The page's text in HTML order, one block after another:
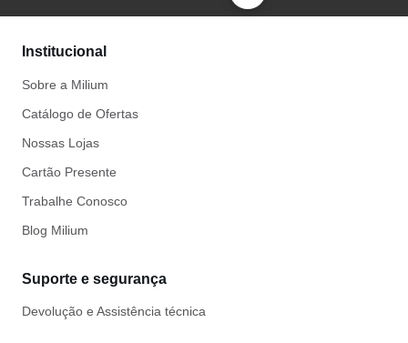
Institucional
Sobre a Milium
Catálogo de Ofertas
Nossas Lojas
Cartão Presente
Trabalhe Conosco
Blog Milium
Suporte e segurança
Devolução e Assistência técnica